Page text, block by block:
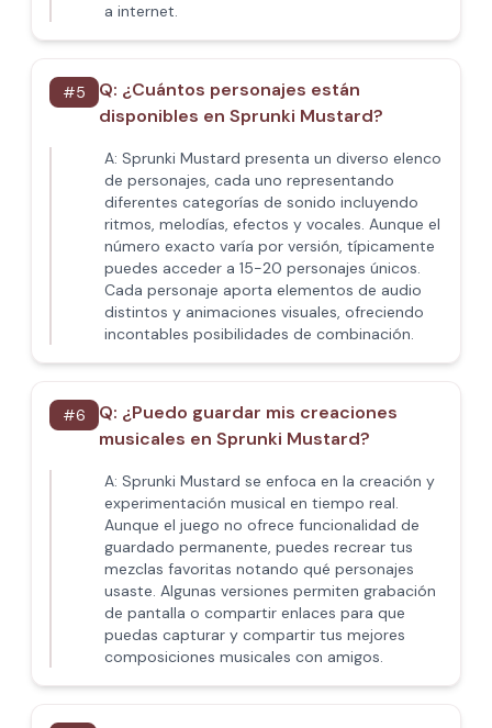
a internet.
#5 Q: ¿Cuántos personajes están
disponibles en Sprunki Mustard?
A: Sprunki Mustard presenta un diverso elenco
de personajes, cada uno representando
diferentes categorías de sonido incluyendo
ritmos, melodías, efectos y vocales. Aunque el
número exacto varía por versión, típicamente
puedes acceder a 15-20 personajes únicos.
Cada personaje aporta elementos de audio
distintos y animaciones visuales, ofreciendo
incontables posibilidades de combinación.
#6 Q: ¿Puedo guardar mis creaciones
musicales en Sprunki Mustard?
A: Sprunki Mustard se enfoca en la creación y
experimentación musical en tiempo real.
Aunque el juego no ofrece funcionalidad de
guardado permanente, puedes recrear tus
mezclas favoritas notando qué personajes
usaste. Algunas versiones permiten grabación
de pantalla o compartir enlaces para que
puedas capturar y compartir tus mejores
composiciones musicales con amigos.